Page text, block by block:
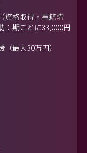
資格取得・書籍購
：期ごとに33,000円
最大30万円）